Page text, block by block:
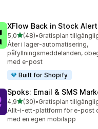
XFlow Back in Stock Alert
5,0av 5 stjärnor
(48)
48 recensioner totalt
•Gratisplan
Åter i lager-automatisering,
påfyllningsmeddelanden,
med e-post
Built for Shopify
Spoks: Email & SMS
4,9av 5 stjärnor
(30)
30 recensioner totalt
•Gratisplan
Allt-i-ett-plattform för e-post
med en egen mobilapp